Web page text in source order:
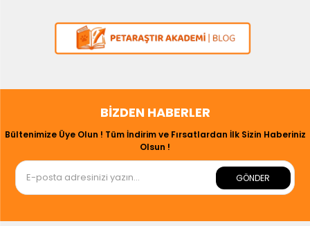
BIZDEN HABERLER
Bültenimize Üye Olun ! Tüm İndirim ve Fırsatlardan İlk Sizin Haberiniz
Olsun !
GÖNDER